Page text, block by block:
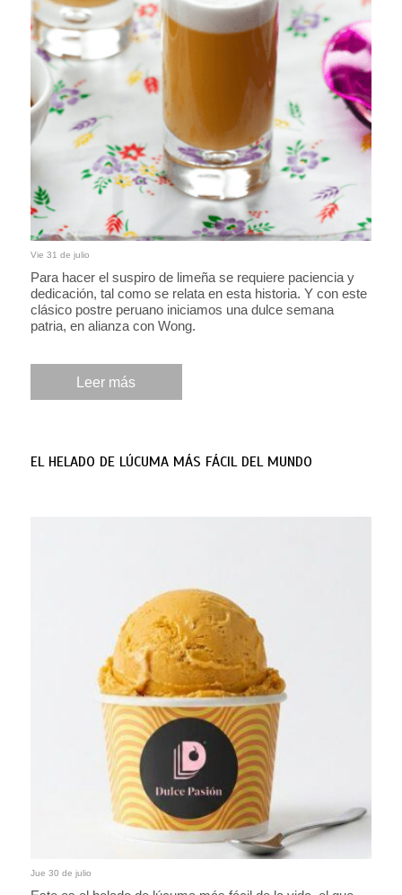
Vie 31 de julio
Para hacer el suspiro de limeña se requiere paciencia y
dedicación, tal como se relata en esta historia. Y con este
clásico postre peruano iniciamos una dulce semana
patria, en alianza con Wong.
Leer más
EL HELADO DE LÚCUMA MÁS FÁCIL DEL MUNDO
Jue 30 de julio